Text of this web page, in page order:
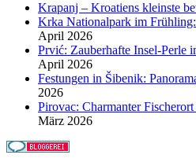
Krapanj – Kroatiens kleinste
Krka Nationalpark im
April 2026
Prvić: Zauberhafte Insel-Perle
April 2026
Festungen in Šibenik:
2026
Pirovac: Charmanter
März 2026